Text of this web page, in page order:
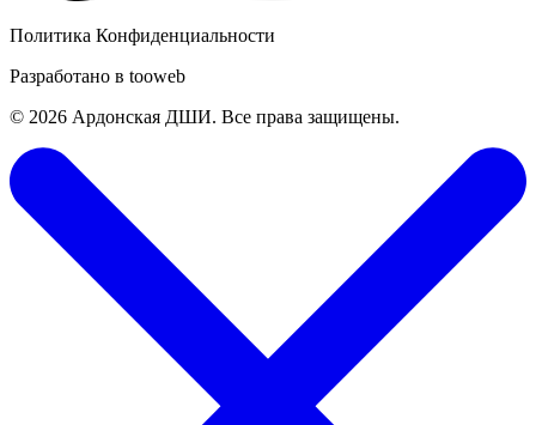
Политика Конфиденциальности
Разработано в tooweb
© 2026 Ардонская ДШИ. Все права защищены.